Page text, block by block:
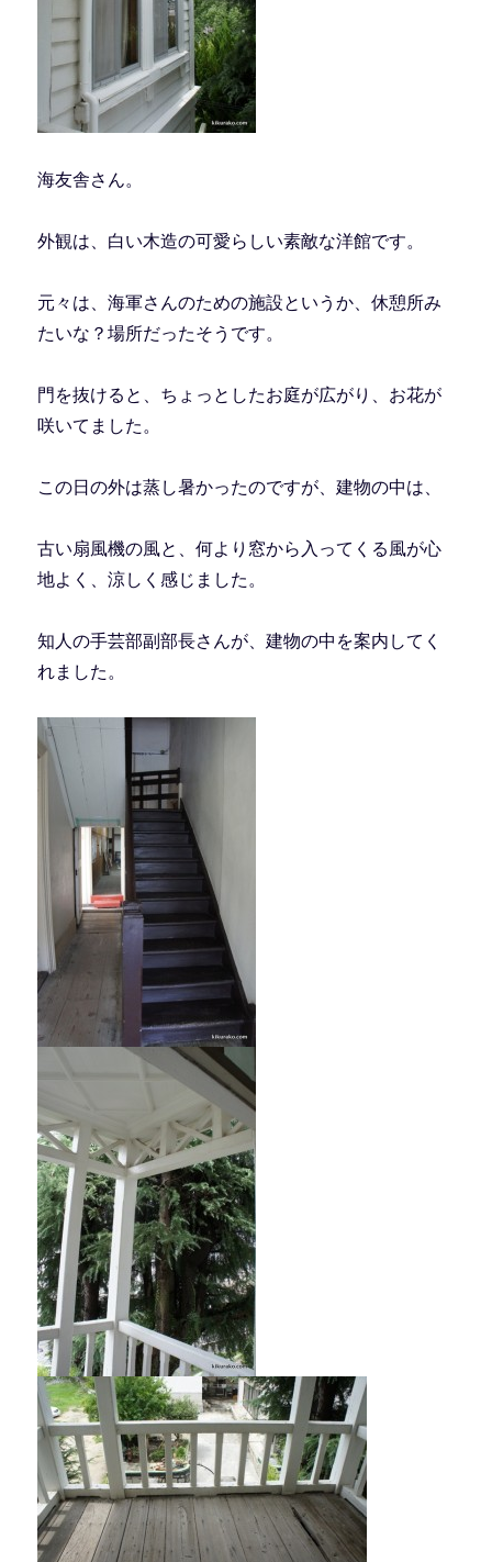
海友舎さん。
外観は、白い木造の可愛らしい素敵な洋館です。
元々は、海軍さんのための施設というか、休憩所み
たいな？場所だったそうです。
門を抜けると、ちょっとしたお庭が広がり、お花が
咲いてました。
この日の外は蒸し暑かったのですが、建物の中は、
古い扇風機の風と、何より窓から入ってくる風が心
地よく、涼しく感じました。
知人の手芸部副部長さんが、建物の中を案内してく
れました。